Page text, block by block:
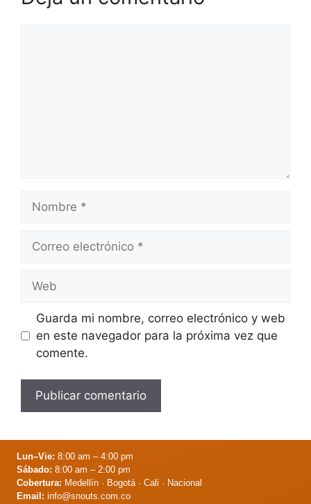
electrónico
Guarda mi nombre, correo electrónico y web
en este navegador para la próxima vez que
comente.
Lun–Vie: 8:00 am – 4:00 pm
Sábado: 8:00 am – 2:00 pm
Cobertura: Medellín · Bogotá · Cali · Nacional
Email: info@snouts.com.co